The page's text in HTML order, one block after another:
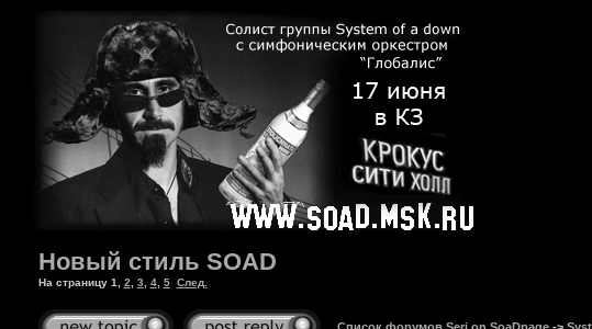
Новый стиль SOAD
На страницу 1 2 3 4, 5 След.